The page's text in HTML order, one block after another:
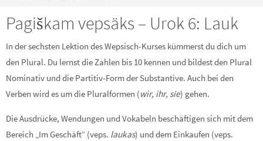
Pagiškam vepsäks – Urok 6: Lauk
In der sechsten Lektion des Wepsisch-Kurses kümmerst du dich um
den Plural. Du lernst die Zahlen bis 10 kennen und bildest den Plural
Nominativ und die Partitiv-Form der Substantive. Auch bei den
Verben wird es um die Pluralformen (wir, ihr, sie) gehen.
Die Ausdrücke, Wendungen und Vokabeln beschäftigen sich mit dem
Bereich „Im Geschäft“ (veps. laukas) und dem Einkaufen (veps.